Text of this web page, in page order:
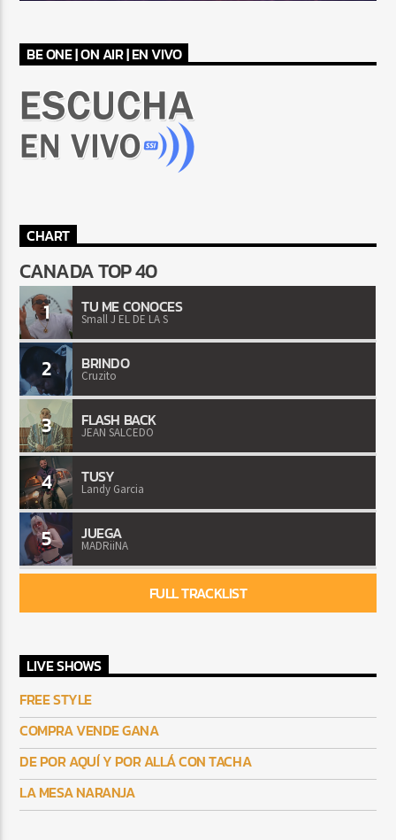
BE ONE | ON AIR | EN VIVO
CHART
CANADA TOP 40
1 TU ME CONOCES
Small J EL DE LA S
2 BRINDO
Cruzito
3 FLASH BACK
JEAN SALCEDO
4 TUSY
Landy Garcia
5 JUEGA
MADRiiNA
FULL TRACKLIST
LIVE SHOWS
FREE STYLE
COMPRA VENDE GANA
DE POR AQUÍ Y POR ALLÁ CON TACHA
LA MESA NARANJA